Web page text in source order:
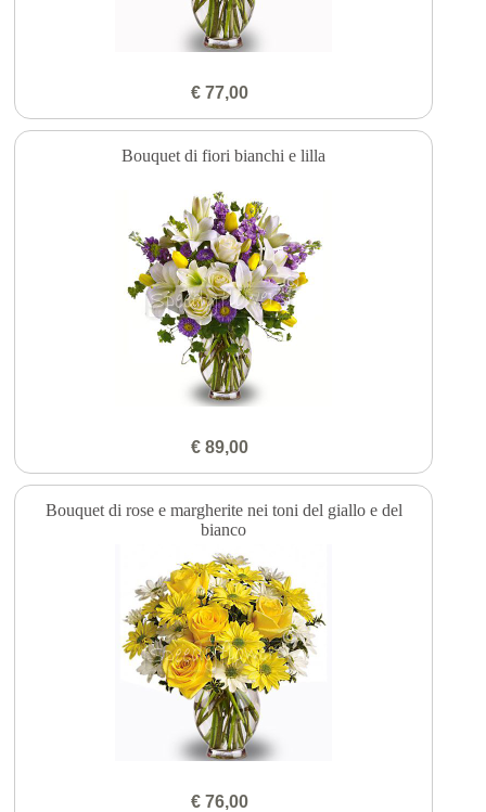
€ 77,00
Bouquet di fiori bianchi e lilla
€ 89,00
Bouquet di rose e margherite nei toni del giallo e del
bianco
€ 76,00